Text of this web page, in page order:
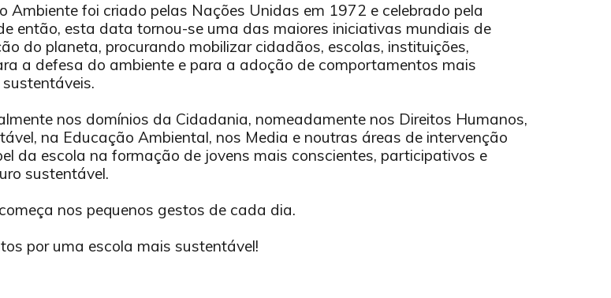
Ambiente foi criado pelas Nações Unidas em 1972 e celebrado pela
então, esta data tornou-se uma das maiores iniciativas mundiais de
do planeta, procurando mobilizar cidadãos, escolas, instituições,
a defesa do ambiente e para a adoção de comportamentos mais
nos domínios da Cidadania, nomeadamente nos Direitos Humanos,
na Educação Ambiental, nos Media e noutras áreas de intervenção
da escola na formação de jovens mais conscientes, participativos e
sustentável.
nos pequenos gestos de cada dia.
por uma escola mais sustentável!